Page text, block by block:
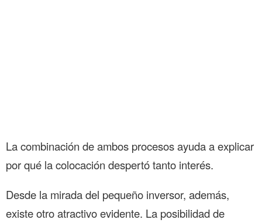
La combinación de ambos procesos ayuda a explicar
por qué la colocación despertó tanto interés.
Desde la mirada del pequeño inversor, además,
existe otro atractivo evidente. La posibilidad de